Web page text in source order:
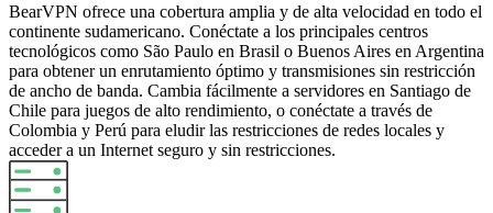
BearVPN ofrece una cobertura amplia y de alta velocidad en todo el
continente sudamericano. Conéctate a los principales centros
tecnológicos como São Paulo en Brasil o Buenos Aires en Argentina
para obtener un enrutamiento óptimo y transmisiones sin restricción
de ancho de banda. Cambia fácilmente a servidores en Santiago de
Chile para juegos de alto rendimiento, o conéctate a través de
Colombia y Perú para eludir las restricciones de redes locales y
acceder a un Internet seguro y sin restricciones.